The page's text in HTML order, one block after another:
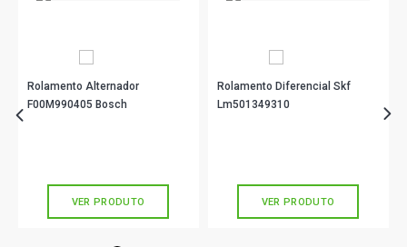
Rolamento Alternador
F00M990405 Bosch
VER PRODUTO
Rolamento Diferencial Skf
Lm501349310
VER PRODUTO